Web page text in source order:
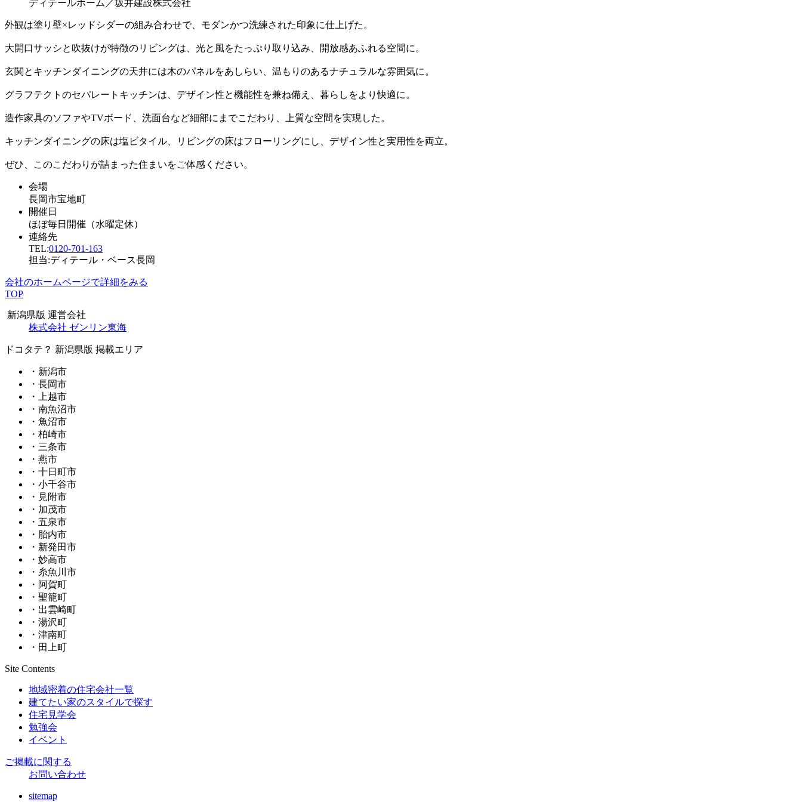
ディテールホーム／坂井建設株式会社
外観は塗り壁×レッドシダーの組み合わせで、モダンかつ洗練された印象に仕上げた。
大開口サッシと吹抜けが特徴のリビングは、光と風をたっぷり取り込み、開放感あふれる空間に。
玄関とキッチンダイニングの天井には木のパネルをあしらい、温もりのあるナチュラルな雰囲気に。
グラフテクトのセパレートキッチンは、デザイン性と機能性を兼ね備え、暮らしをより快適に。
造作家具のソファやTVボード、洗面台など細部にまでこだわり、上質な空間を実現した。
キッチンダイニングの床は塩ビタイル、リビングの床はフローリングにし、デザイン性と実用性を両立。
ぜひ、このこだわりが詰まった住まいをご体感ください。
会場
長岡市宝地町
開催日
ほぼ毎日開催（水曜定休）
連絡先
TEL:0120-701-163
担当:ディテール・ベース長岡
会社のホームページで詳細をみる
TOP
新潟県版 運営会社
株式会社 ゼンリン東海
ドコタテ？ 新潟県版 掲載エリア
・新潟市
・長岡市
・上越市
・南魚沼市
・魚沼市
・柏崎市
・三条市
・燕市
・十日町市
・小千谷市
・見附市
・加茂市
・五泉市
・胎内市
・新発田市
・妙高市
・糸魚川市
・阿賀町
・聖籠町
・出雲崎町
・湯沢町
・津南町
・田上町
Site Contents
地域密着の住宅会社一覧
建てたい家のスタイルで探す
住宅見学会
勉強会
イベント
ご掲載に関する
お問い合わせ
sitemap